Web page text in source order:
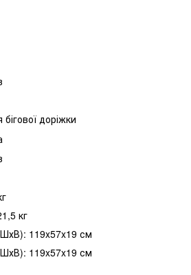
доріжки
кг
119x57x19 см
119x57x19 см